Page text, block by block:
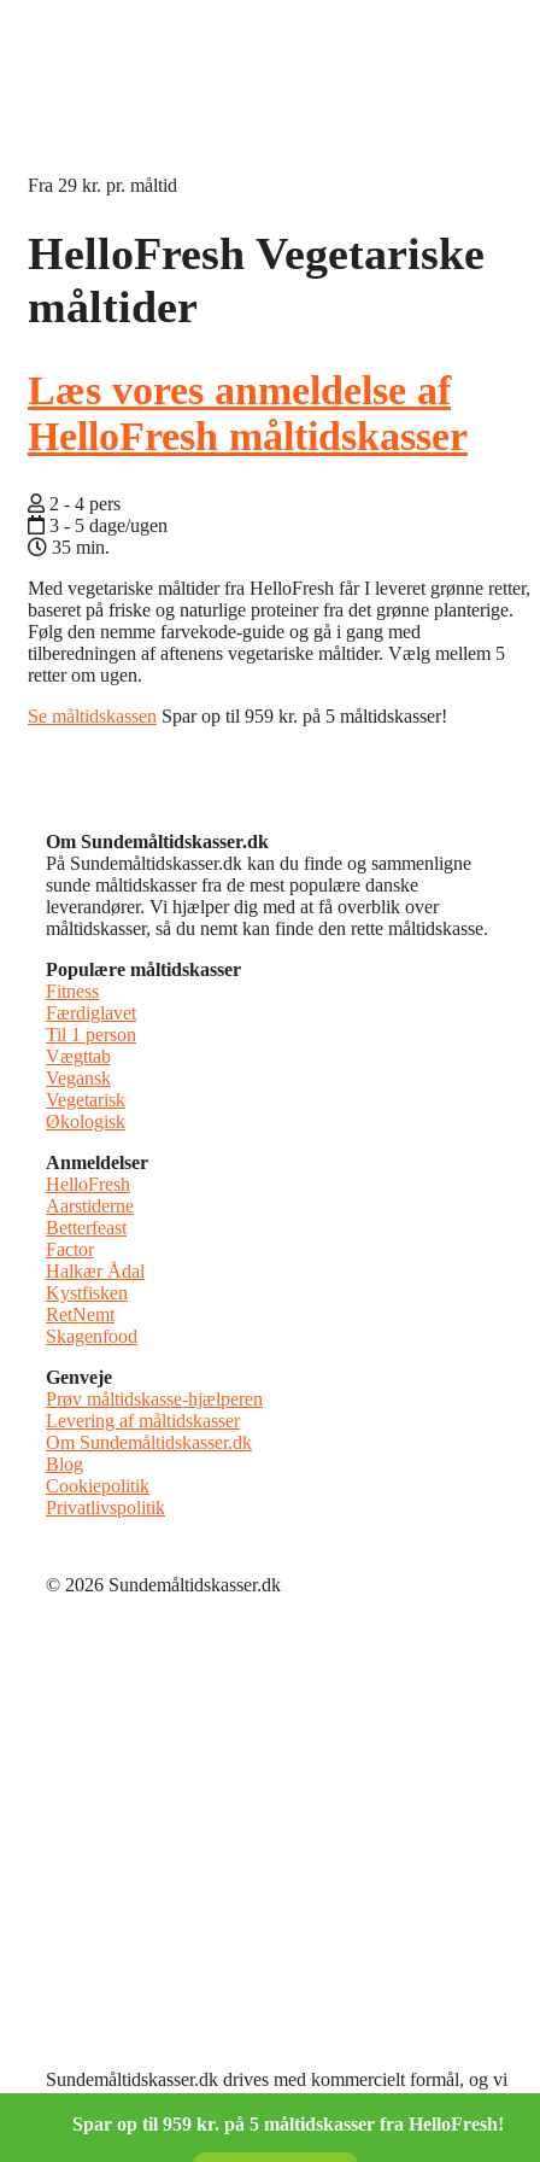
Fra 29 kr. pr. måltid
HelloFresh Vegetariske
måltider
Læs vores anmeldelse af
HelloFresh måltidskasser
2 - 4 pers
3 - 5 dage/ugen
35 min.
Med vegetariske måltider fra HelloFresh får I leveret grønne retter,
baseret på friske og naturlige proteiner fra det grønne planterige.
Følg den nemme farvekode-guide og gå i gang med
tilberedningen af aftenens vegetariske måltider. Vælg mellem 5
retter om ugen.
Se måltidskassen Spar op til 959 kr. på 5 måltidskasser!
Om Sundemåltidskasser.dk
På Sundemåltidskasser.dk kan du finde og sammenligne
sunde måltidskasser fra de mest populære danske
leverandører. Vi hjælper dig med at få overblik over
måltidskasser, så du nemt kan finde den rette måltidskasse.
Populære måltidskasser
Fitness
Færdiglavet
Til 1 person
Vægttab
Vegansk
Vegetarisk
Økologisk
Anmeldelser
HelloFresh
Aarstiderne
Betterfeast
Factor
Halkær Ådal
Kystfisken
RetNemt
Skagenfood
Genveje
Prøv måltidskasse-hjælperen
Levering af måltidskasser
Om Sundemåltidskasser.dk
Blog
Cookiepolitik
Privatlivspolitik
© 2026 Sundemåltidskasser.dk
Sundemåltidskasser.dk drives med kommercielt formål, og vi
omtaler her på siden.
Spar op til 959 kr. på 5 måltidskasser fra HelloFresh!